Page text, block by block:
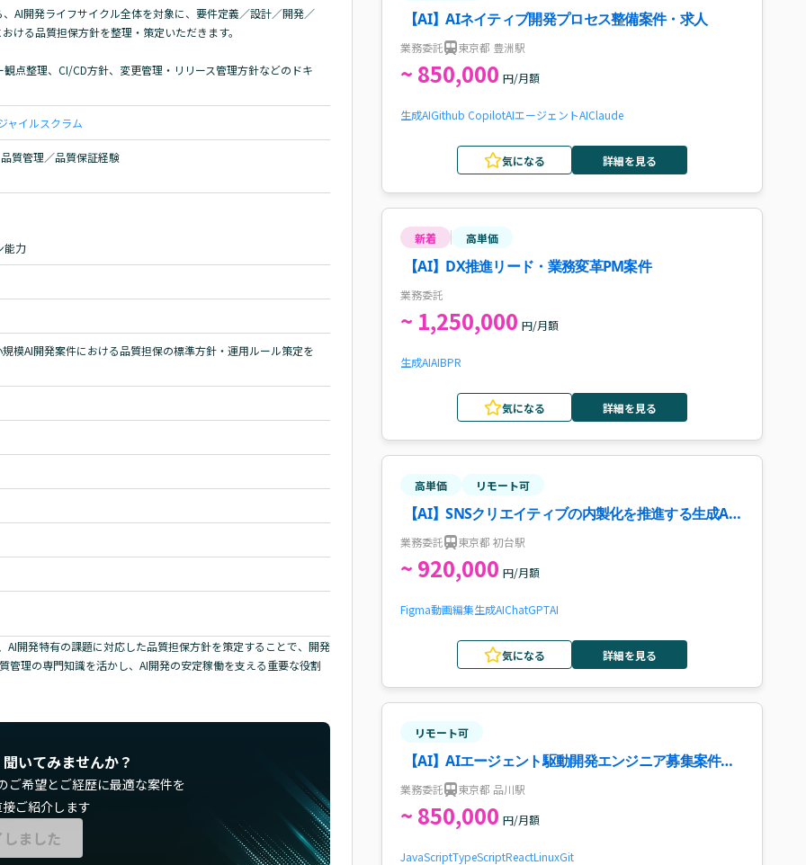
AI開発ライフサイクル全体を対象に、要件定義／設計／開発／
ける品質担保方針を整理・策定いただきます。
点整理、CI/CD方針、変更管理・リリース管理方針などのドキ
ャイルスクラム
質管理／品質保証経験
能力
模AI開発案件における品質担保の標準方針・運用ルール策定を
開発特有の課題に対応した品質担保方針を策定することで、開発
理の専門知識を活かし、AI開発の安定稼働を支える重要な役割
いてみませんか？
ご希望とご経歴に最適な案件を
ご紹介します
ました
【AI】AIネイティブ開発プロセス整備案件・求人
業務委託 東京都 豊洲駅
~ 850,000 円/月額
生成AIGithub CopilotAIエージェントAIClaude
気になる 詳細を見る
新着 高単価
【AI】DX推進リード・業務変革PM案件
業務委託
~ 1,250,000 円/月額
生成AIAIBPR
気になる 詳細を見る
高単価 リモート可
【AI】SNSクリエイティブの内製化を推進する生成AI
活用のディレクター募集案件・求人
業務委託 東京都 初台駅
~ 920,000 円/月額
Figma動画編集生成AIChatGPTAI
気になる 詳細を見る
リモート可
【AI】AIエージェント駆動開発エンジニア募集案件・
求人
業務委託 東京都 品川駅
~ 850,000 円/月額
JavaScriptTypeScriptReactLinuxGit